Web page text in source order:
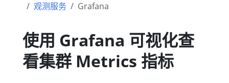
观测服务
Grafana
使用 Grafana 可视化查
看集群 Metrics 指标